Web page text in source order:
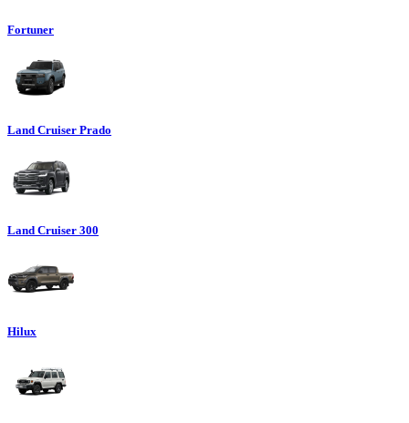
Fortuner
Land Cruiser Prado
Land Cruiser 300
Hilux